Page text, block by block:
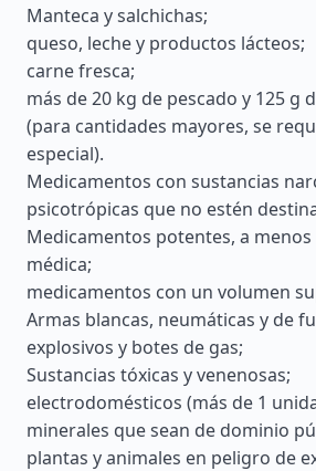
Manteca y salchichas;
queso, leche y productos lácteos;
carne fresca;
más de 20 kg de pescado y 125 g
(para cantidades mayores, se
especial).
Medicamentos con sustancias
psicotrópicas que no estén
Medicamentos potentes, a
médica;
medicamentos con un volumen
Armas blancas, neumáticas y de
explosivos y botes de gas;
Sustancias tóxicas y venenosas;
electrodomésticos (más de 1
minerales que sean de dominio
plantas y animales en peligro de